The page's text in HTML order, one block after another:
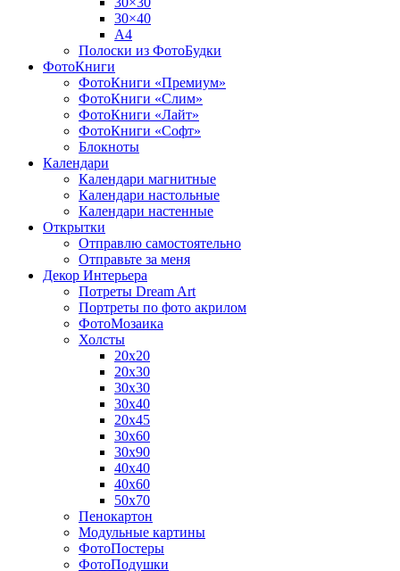
30×40
A4
Полоски из ФотоБудки
ФотоКниги
ФотоКниги «Премиум»
ФотоКниги «Слим»
ФотоКниги «Лайт»
ФотоКниги «Софт»
Блокноты
Календари
Календари магнитные
Календари настольные
Календари настенные
Открытки
Отправлю самостоятельно
Отправьте за меня
Декор Интерьера
Потреты Dream Art
Портреты по фото акрилом
ФотоМозаика
Холсты
20х20
20х30
30х30
30х40
20х45
30х60
30х90
40х40
40х60
50х70
Пенокартон
Модульные картины
ФотоПостеры
ФотоПодушки